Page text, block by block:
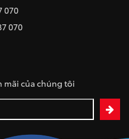
070
070
của chúng tôi